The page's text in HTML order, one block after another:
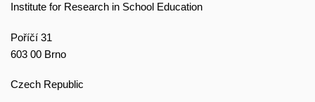
Institute for Research in School Education
Poříčí 31
603 00 Brno
Czech Republic